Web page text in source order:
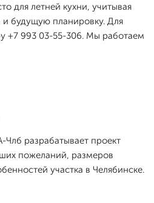
для летней кухни, учитывая
и будущую планировку. Для
+7 993 03-55-306. Мы работаем
разрабатывает проект
пожеланий, размеров
участка в Челябинске.